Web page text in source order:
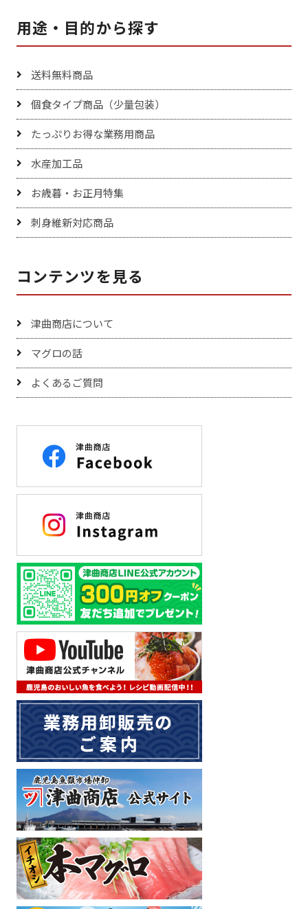
用途・目的から探す
送料無料商品
個食タイプ商品（少量包装）
たっぷりお得な業務用商品
水産加工品
お歳暮・お正月特集
刺身維新対応商品
コンテンツを見る
津曲商店について
マグロの話
よくあるご質問